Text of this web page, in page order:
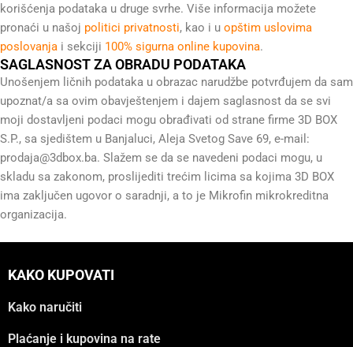
korišćenja podataka u druge svrhe. Više informacija možete
pronaći u našoj politici privatnosti, kao i u opštim uslovima
poslovanja i sekciji 100% sigurna online kupovina.
SAGLASNOST ZA OBRADU PODATAKA
Unošenjem ličnih podataka u obrazac narudžbe potvrđujem da sam
upoznat/a sa ovim obavještenjem i dajem saglasnost da se svi
moji dostavljeni podaci mogu obrađivati od strane firme 3D BOX
S.P., sa sjedištem u Banjaluci, Aleja Svetog Save 69, e-mail:
prodaja@3dbox.ba. Slažem se da se navedeni podaci mogu, u
skladu sa zakonom, proslijediti trećim licima sa kojima 3D BOX
ima zaključen ugovor o saradnji, a to je Mikrofin mikrokreditna
organizacija.
KAKO KUPOVATI
Kako naručiti
Plaćanje i kupovina na rate